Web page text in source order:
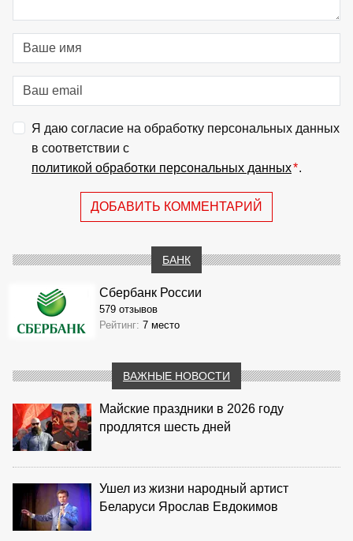
Я даю согласие на обработку персональных данных
в соответствии с
политикой обработки персональных данных*.
ДОБАВИТЬ КОММЕНТАРИЙ
БАНК
Сбербанк России
579 отзывов
Рейтинг: 7 место
ВАЖНЫЕ НОВОСТИ
Майские праздники в 2026 году
продлятся шесть дней
Ушел из жизни народный артист
Беларуси Ярослав Евдокимов